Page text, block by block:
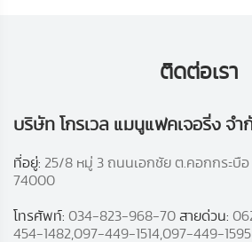
ติดต่อเรา
บริษัท โกรเวล แมนูแฟคเจอริ่ง จำ
ที่อยู่: 25/8 หมู่ 3 ถนนเอกชัย ต.คอกกระบือ
74000
โทรศัพท์: 034-823-968-70 สายด่วน:
454-1482,097-449-1514,097-449-1595